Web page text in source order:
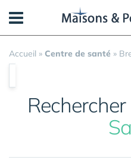
Accueil » Centre de santé »
Rechercher
Panneau de gestion des cookies